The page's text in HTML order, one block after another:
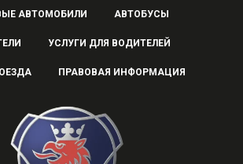
АВТОМОБИЛИ АВТОБУСЫ
УСЛУГИ ДЛЯ ВОДИТЕЛЕЙ
ПРАВОВАЯ ИНФОРМАЦИЯ